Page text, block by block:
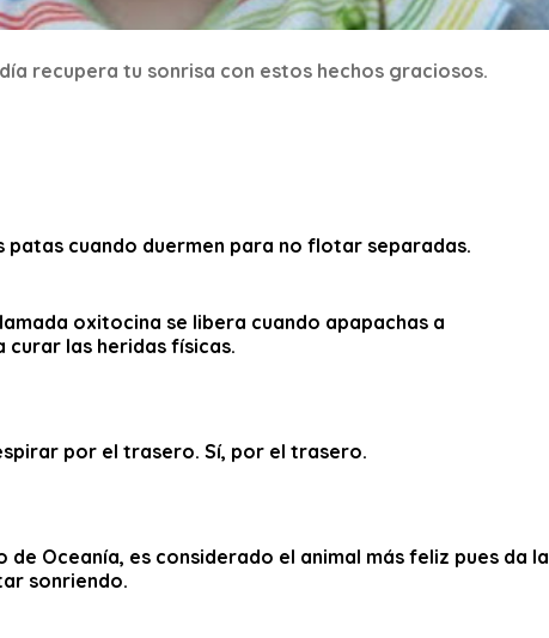
recupera tu sonrisa con estos hechos graciosos.
patas cuando duermen para no flotar separadas.
oxitocina se libera cuando apapachas a
curar las heridas físicas.
por el trasero. Sí, por el trasero.
de Oceanía, es considerado el animal más feliz pues da la
sonriendo.